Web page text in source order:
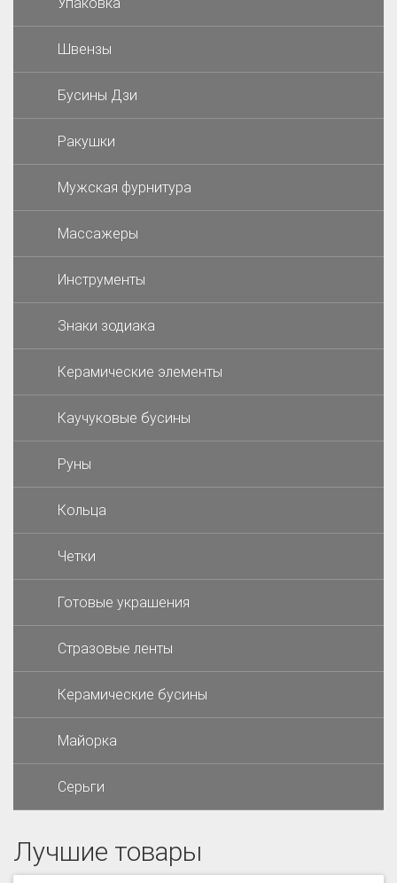
Швензы
Бусины Дзи
Ракушки
Мужская фурнитура
Массажеры
Инструменты
Знаки зодиака
Керамические элементы
Каучуковые бусины
Руны
Кольца
Четки
Готовые украшения
Стразовые ленты
Керамические бусины
Майорка
Серьги
Лучшие товары